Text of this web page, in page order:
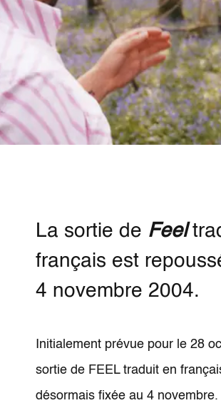
La sortie de Feel
français est
4 novembre 2004.
Initialement prévue pour le 28
sortie de FEEL traduit en
désormais fixée au 4